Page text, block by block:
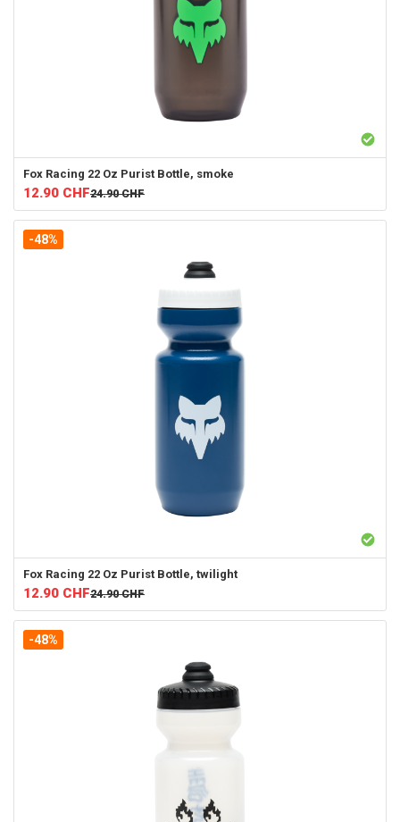
Fox Racing 22 Oz Purist Bottle, smoke
12.90 CHF24.90 CHF
-48%
Fox Racing 22 Oz Purist Bottle, twilight
12.90 CHF24.90 CHF
-48%